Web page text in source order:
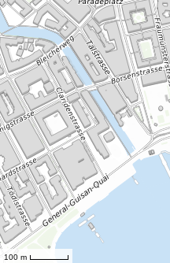
100 m